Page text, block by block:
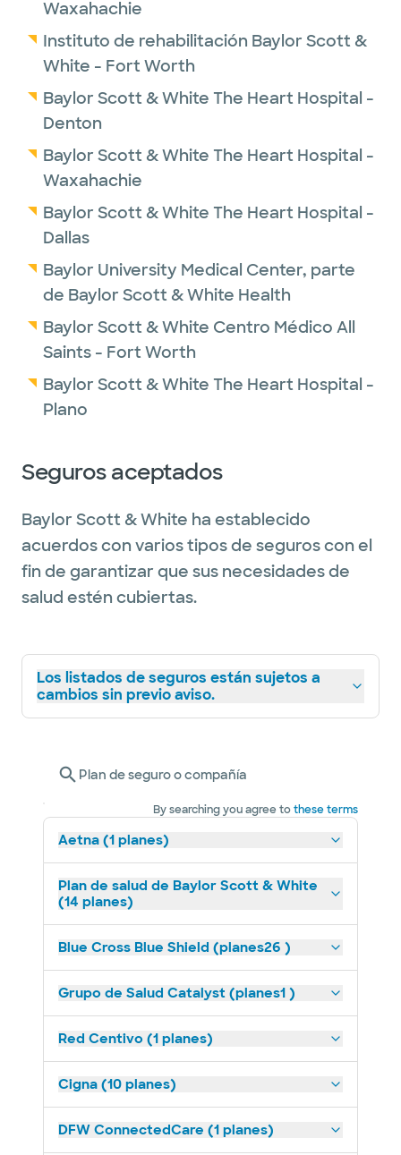
Waxahachie
Instituto de rehabilitación Baylor Scott &
White - Fort Worth
Baylor Scott & White The Heart Hospital -
Denton
Baylor Scott & White The Heart Hospital -
Waxahachie
Baylor Scott & White The Heart Hospital -
Dallas
Baylor University Medical Center, parte
de Baylor Scott & White Health
Baylor Scott & White Centro Médico All
Saints - Fort Worth
Baylor Scott & White The Heart Hospital -
Plano
Seguros aceptados
Baylor Scott & White ha establecido
acuerdos con varios tipos de seguros con el
fin de garantizar que sus necesidades de
salud estén cubiertas.
Los listados de seguros están sujetos a
cambios sin previo aviso.
Plan de seguro o compañía
By searching you agree tothese terms
Aetna (1 planes)
Plan de salud de Baylor Scott & White
(14 planes)
Blue Cross Blue Shield (planes26 )
Grupo de Salud Catalyst (planes1 )
Red Centivo (1 planes)
Cigna (10 planes)
DFW ConnectedCare (1 planes)